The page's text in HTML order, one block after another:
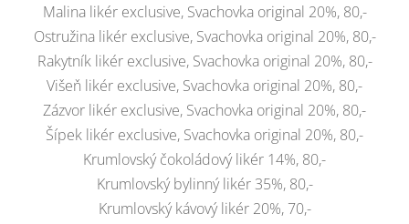
Malina likér exclusive, Svachovka original 20%, 80,-
Ostružina likér exclusive, Svachovka original 20%, 80,-
Rakytník likér exclusive, Svachovka original 20%, 80,-
Višeň likér exclusive, Svachovka original 20%, 80,-
Zázvor likér exclusive, Svachovka original 20%, 80,-
Šípek likér exclusive, Svachovka original 20%, 80,-
Krumlovský čokoládový likér 14%, 80,-
Krumlovský bylinný likér 35%, 80,-
Krumlovský kávový likér 20%, 70,-